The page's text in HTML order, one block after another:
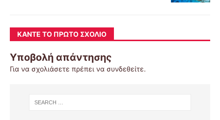
ΚΆΝΤΕ ΤΟ ΠΡΏΤΟ ΣΧΌΛΙΟ
Υποβολή απάντησης
Για να σχολιάσετε πρέπει να συνδεθείτε.